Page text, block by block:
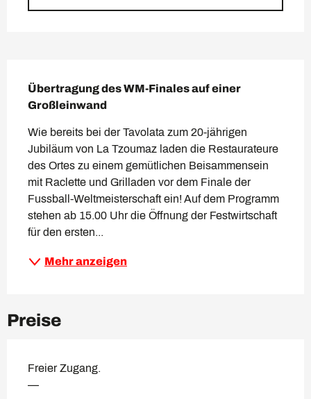
Übertragung des WM-Finales auf einer
Großleinwand
Wie bereits bei der Tavolata zum 20-jährigen
Jubiläum von La Tzoumaz laden die Restaurateure
des Ortes zu einem gemütlichen Beisammensein
mit Raclette und Grilladen vor dem Finale der
Fussball-Weltmeisterschaft ein! Auf dem Programm
stehen ab 15.00 Uhr die Öffnung der Festwirtschaft
für den ersten...
Mehr anzeigen
Preise
Freier Zugang.
—